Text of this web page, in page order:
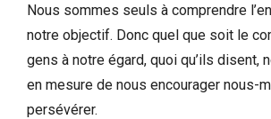
Nous sommes seuls à comprendre
notre objectif. Donc quel que soit le
gens à notre égard, quoi qu’ils disent,
en mesure de nous encourager nous-
persévérer.